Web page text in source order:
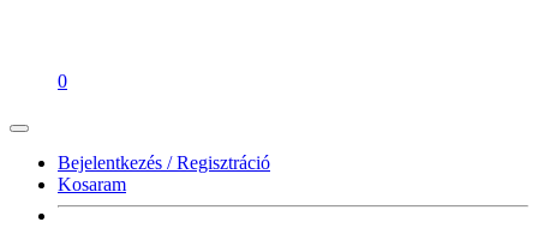
0
Bejelentkezés / Regisztráció
Kosaram